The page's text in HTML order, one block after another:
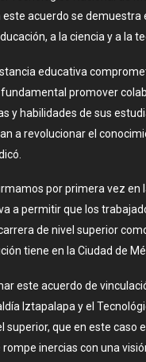
acuerdo se
a la ciencia y a la
educativa
promover
y habilidades de sus
a revolucionar el
por primera vez en
a permitir que los
de nivel superior
tiene en la Ciudad de
este acuerdo de
Iztapalapa y el
que en este caso
inercias con una